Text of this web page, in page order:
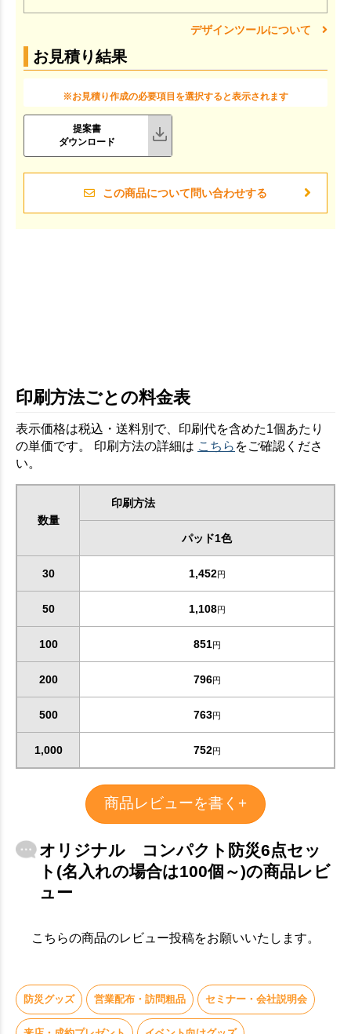
デザインツールについて
お見積り結果
※お見積り作成の必要項目を選択すると表示されます
提案書
ダウンロード
この商品について問い合わせする
お買い物を続ける カートへ進む
印刷方法ごとの料金表
表示価格は税込・送料別で、印刷代を含めた1個あたり
の単価です。 印刷方法の詳細は こちら をご確認くださ
い。
数量
印刷方法
パッド1色
30 1,452円
50 1,108円
100 851円
200 796円
500 763円
1,000 752円
商品レビューを書く+
オリジナル コンパクト防災6点セッ
ト(名入れの場合は100個～)の商品レビ
ュー
こちらの商品のレビュー投稿をお願いいたします。
防災グッズ 営業配布・訪問粗品 セミナー・会社説明会